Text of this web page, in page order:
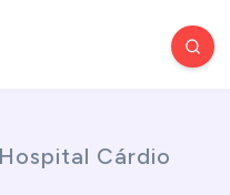
Hospital Cárdio